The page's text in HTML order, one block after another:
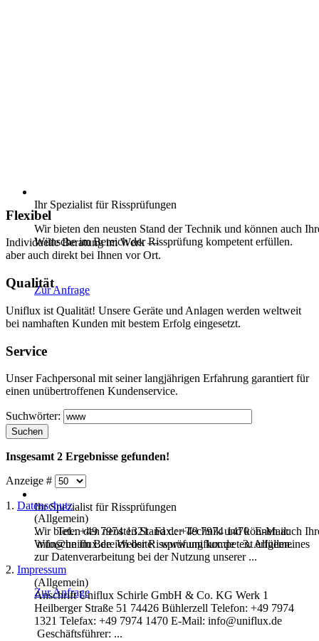
Ihr Spezialist für Rissprüfungen
Wir bieten den neusten Stand der Technik und können auch
Wünsche im Bereich der Rissprüfung kompetent erfüllen.
Zur Anfrage
Ihr Spezialist für Rissprüfungen
Wir bieten den neusten Stand der Technik und können auch
Wünsche im Bereich der Rissprüfung kompetent erfüllen.
Zur Anfrage
Flexibel
Individuelle Beratung im Werk —
aber auch direkt bei Ihnen vor Ort.
Qualität
Uniflux ist Qualität! Unsere Geräte und Anlagen werden weltweit
bei namhaften Kunden mit bestem Erfolg eingesetzt.
Service
Unser Fachpersonal mit seiner langjährigen Erfahrung garantiert für
einen unübertroffenen Kundenservice.
Suchwörter:
Suchen
Insgesamt 2 Ergebnisse gefunden!
Anzeige #
1. Datenschutz
(Allgemein)
... Tel.: +49 7974 1321 Fax.: +49 7974 1470 E-Mail:
info@uniflux.de Website:www.uniflux.de 3. Allgemeines
zur Datenverarbeitung bei der Nutzung unserer ...
2. Impressum
(Allgemein)
Anschrift Uniflux Schirle GmbH & Co. KG Werk 1
Heilberger Straße 51 74426 Bühlerzell Telefon: +49 7974
1321 Telefax: +49 7974 1470 E-Mail: info@uniflux.de
Geschäftsführer: ...